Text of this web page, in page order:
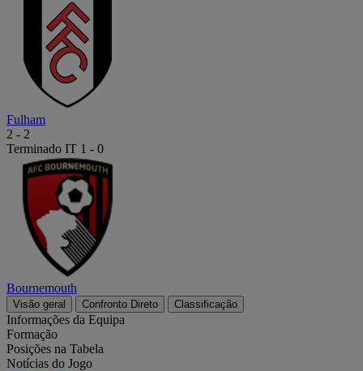
Fulham
2 - 2
Terminado IT 1 - 0
Bournemouth
Visão geral Confronto Direto Classificação
Informações da Equipa
Formação
Posições na Tabela
Notícias do Jogo